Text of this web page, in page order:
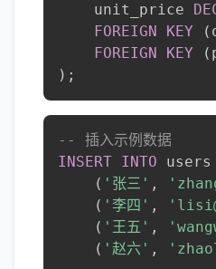
    unit_price
FOREIGN
KEY (
FOREIGN
KEY (
) ;
-- 插入示例数据
INSERT INTO users
( '张三' ,
( '李四' ,
( '王五' ,
( '赵六' ,